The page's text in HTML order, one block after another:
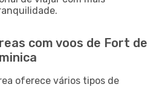
com voos de Fort de
oferece vários tipos de